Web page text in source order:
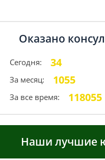
Оказано
Сегодня: 34
За месяц: 1055
За все время: 118055
Наши лучшие